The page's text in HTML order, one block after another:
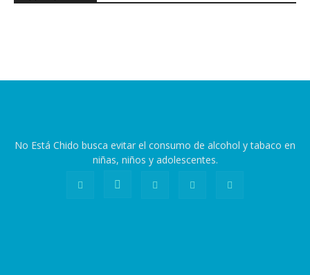
No Está Chido busca evitar el consumo de alcohol y tabaco en
niñas, niños y adolescentes.